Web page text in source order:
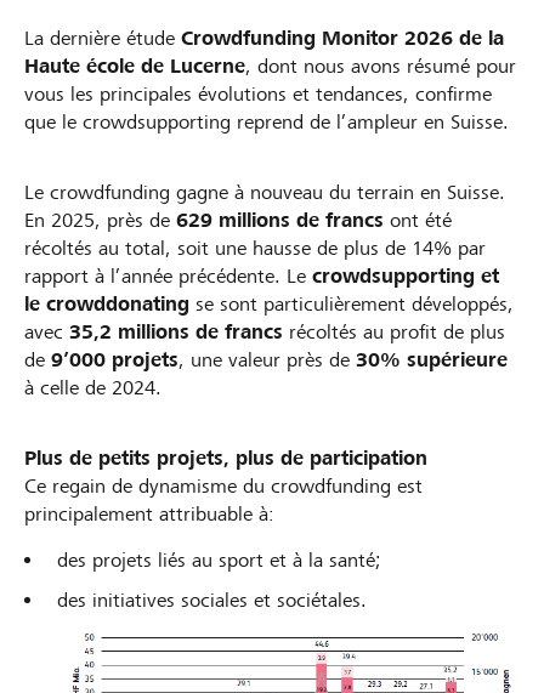
DE FR IT
La dernière étude Crowdfunding Monitor 2026 de la
Haute école de Lucerne, dont nous avons résumé pour
vous les principales évolutions et tendances, confirme
que le crowdsupporting reprend de l’ampleur en Suisse.
Le crowdfunding gagne à nouveau du terrain en Suisse.
En 2025, près de 629 millions de francs ont été
récoltés au total, soit une hausse de plus de 14% par
rapport à l’année précédente. Le crowdsupporting et
le crowddonating se sont particulièrement développés,
avec 35,2 millions de francs récoltés au profit de plus
de 9’000 projets, une valeur près de 30% supérieure
à celle de 2024.
Plus de petits projets, plus de participation
Ce regain de dynamisme du crowdfunding est
principalement attribuable à:
des projets liés au sport et à la santé;
des initiatives sociales et sociétales.